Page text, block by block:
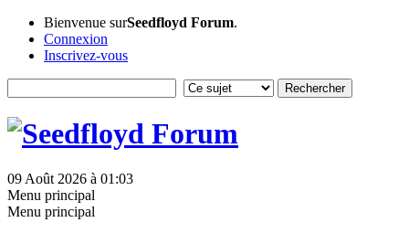
Bienvenue surSeedfloyd Forum.
Connexion
Inscrivez-vous
09 Août 2026 à 01:03
Menu principal
Menu principal